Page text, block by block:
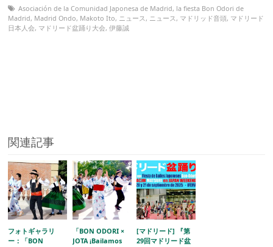
Asociación de la Comunidad Japonesa de Madrid, la fiesta Bon Odori de
Madrid, Madrid Ondo, Makoto Ito, ニュース , ニュース , マドリッド音頭, マドリード
日本人会, マドリード盆踊り大会,伊藤誠
関連記事
フォトギャラリ
ー：「BON
「BON ODORI ×
JOTA ¡Bailamos
[マドリード] 『第
29回マドリード盆